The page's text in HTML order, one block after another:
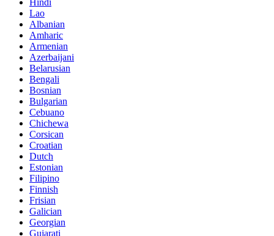
Hindi
Lao
Albanian
Amharic
Armenian
Azerbaijani
Belarusian
Bengali
Bosnian
Bulgarian
Cebuano
Chichewa
Corsican
Croatian
Dutch
Estonian
Filipino
Finnish
Frisian
Galician
Georgian
Gujarati